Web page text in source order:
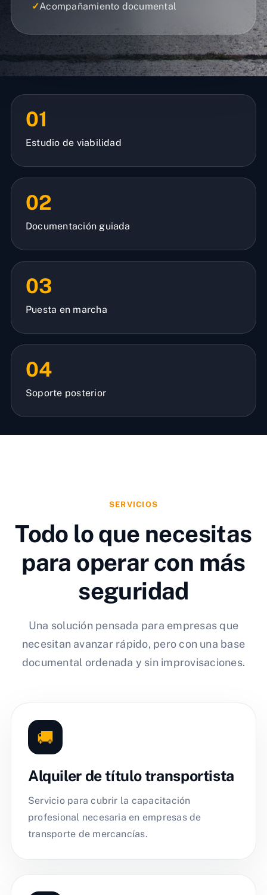
✓Acompañamiento documental
01
Estudio de viabilidad
02
Documentación guiada
03
Puesta en marcha
04
Soporte posterior
SERVICIOS
Todo lo que necesitas
para operar con más
seguridad
Una solución pensada para empresas que
necesitan avanzar rápido, pero con una base
documental ordenada y sin improvisaciones.
🚚
Alquiler de título transportista
Servicio para cubrir la capacitación
profesional necesaria en empresas de
transporte de mercancías.